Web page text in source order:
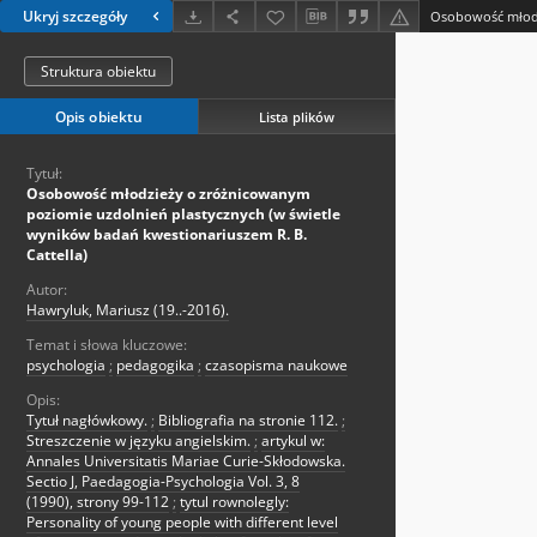
Ukryj szczegóły
Struktura obiektu
Opis obiektu Lista plików
Tytuł:
Osobowość młodzieży o zróżnicowanym
poziomie uzdolnień plastycznych (w świetle
wyników badań kwestionariuszem R. B.
Cattella)
Autor:
Hawryluk, Mariusz (19..-2016).
Temat i słowa kluczowe:
psychologia ; pedagogika ; czasopisma naukowe
Opis:
Tytuł nagłówkowy. ; Bibliografia na stronie 112. ;
Streszczenie w języku angielskim. ; artykul w:
Annales Universitatis Mariae Curie-Skłodowska.
Sectio J, Paedagogia-Psychologia Vol. 3, 8
(1990), strony 99-112 ; tytul rownolegly:
Personality of young people with different level